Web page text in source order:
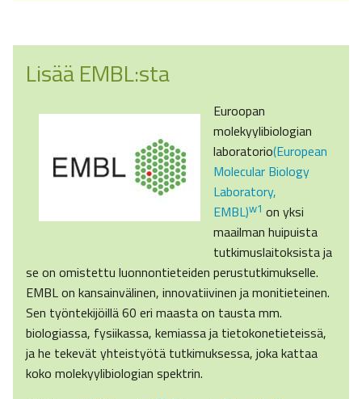
Lisää EMBL:sta
Euroopan
molekyylibiologian
laboratorio(European
Molecular Biology
Laboratory,
EMBL)w1 on yksi
maailman huipuista
tutkimuslaitoksista ja
se on omistettu luonnontieteiden perustutkimukselle.
EMBL on kansainvälinen, innovatiivinen ja monitieteinen.
Sen työntekijöillä 60 eri maasta on tausta mm.
biologiassa, fysiikassa, kemiassa ja tietokonetieteissä,
ja he tekevät yhteistyötä tutkimuksessa, joka kattaa
koko molekyylibiologian spektrin.